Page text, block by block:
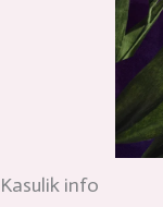
Kasulik info